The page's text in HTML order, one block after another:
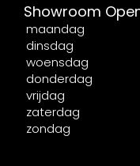
Showroom
maandag
dinsdag
woensdag
donderdag
vrijdag
zaterdag
zondag